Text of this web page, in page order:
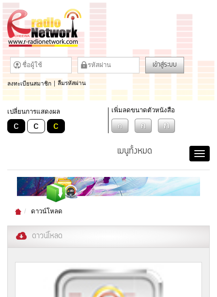
เข้าสู่ระบบ
ลงทะเบียนสมาชิก ลืมรหัสผ่าน
เปลี่ยนการแสดงผล
c c c
เพิ่มลดขนาดตัวหนังสือ
เมนูทั้งหมด
ดาวน์โหลด
ดาวน์โหลด